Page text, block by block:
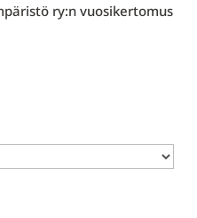
ry:n vuosikertomus